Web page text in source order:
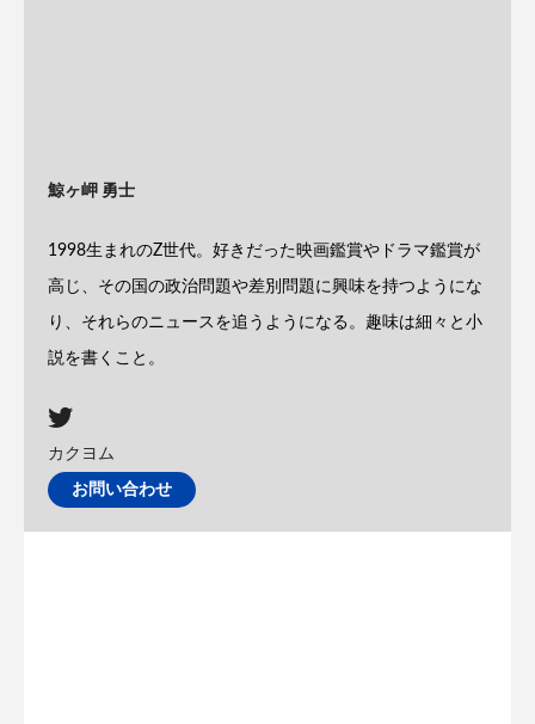
鯨ヶ岬 勇士
1998生まれのZ世代。好きだった映画鑑賞やドラマ鑑賞が
高じ、その国の政治問題や差別問題に興味を持つようにな
り、それらのニュースを追うようになる。趣味は細々と小
説を書くこと。
カクヨム
お問い合わせ